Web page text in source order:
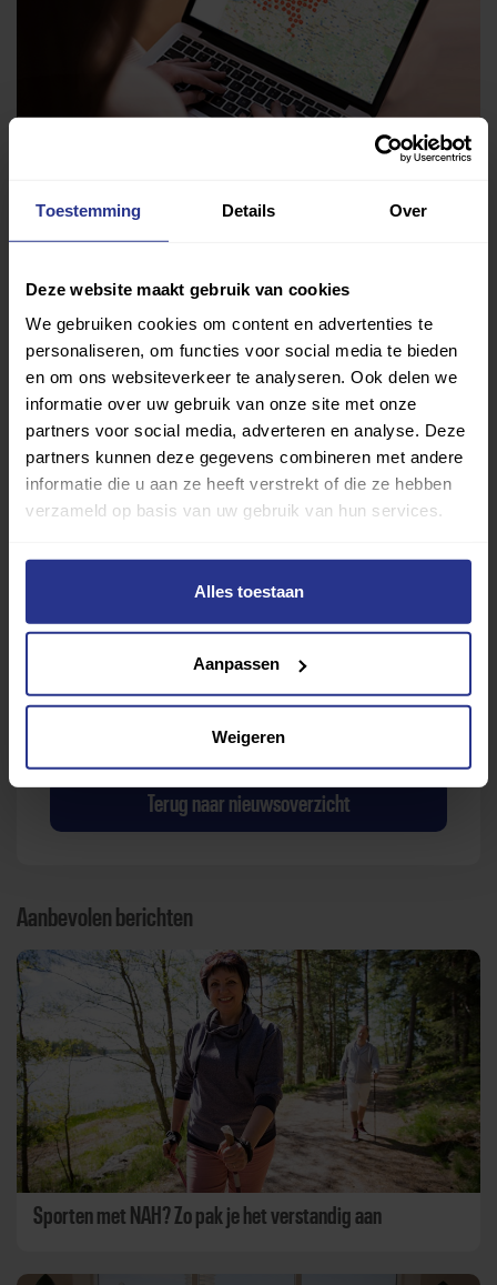
Toestemming Details Over
Deze website maakt gebruik van cookies
We gebruiken cookies om content en advertenties te
personaliseren, om functies voor social media te bieden
en om ons websiteverkeer te analyseren. Ook delen we
informatie over uw gebruik van onze site met onze
partners voor social media, adverteren en analyse. Deze
partners kunnen deze gegevens combineren met andere
informatie die u aan ze heeft verstrekt of die ze hebben
verzameld op basis van uw gebruik van hun services.
Alles toestaan
Aanpassen
Weigeren
Van atletiek tot zwemmen: met onze Sportzoeker
vind je gemakkelijk jouw favoriete sport of activiteit.
Met meer dan 4250 sportclubs is er altijd een sport
die bij je past.
Sport zoeken
Verder lezen over
Terug naar nieuwsoverzicht
Aanbevolen berichten
Sporten met NAH? Zo pak je het verstandig aan